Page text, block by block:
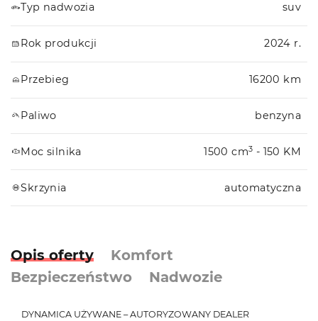
Typ nadwozia suv
Rok produkcji 2024 r.
Przebieg 16200 km
Paliwo benzyna
Moc silnika 1500 cm3 - 150 KM
Skrzynia automatyczna
Opis oferty
Komfort
Bezpieczeństwo
Nadwozie
DYNAMICA UŻYWANE – AUTORYZOWANY DEALER